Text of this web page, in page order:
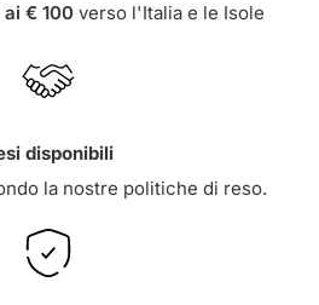
€ 100verso l'Italia e le Isole
disponibili
la nostre politiche di reso.